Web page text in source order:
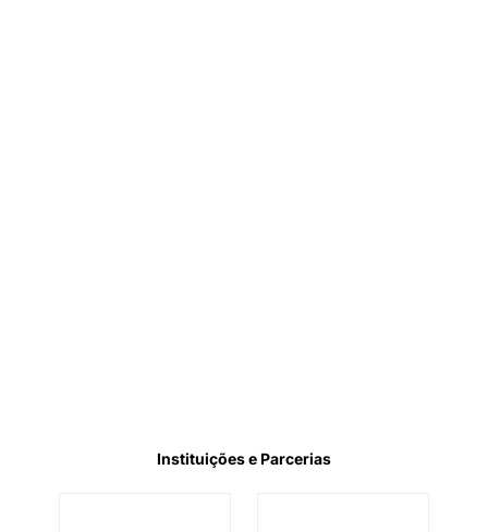
Instituições e Parcerias